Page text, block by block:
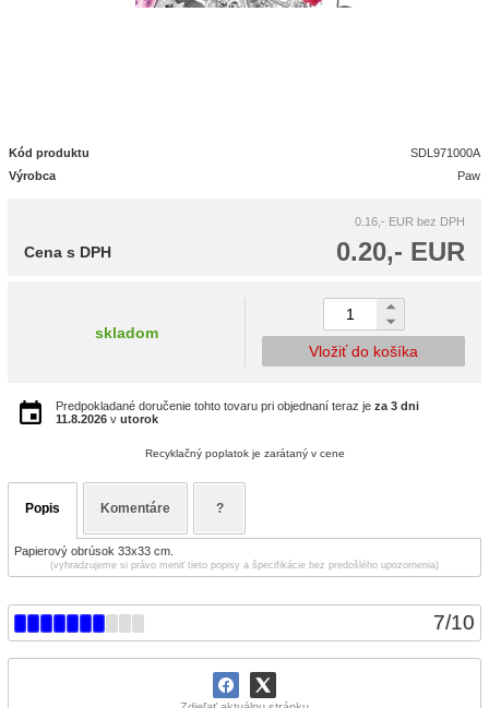
7/10
Kód produktu
SDL971000A
Výrobca
Paw
0.16,- EUR bez DPH
0.20,- EUR
Cena s DPH
skladom
Vložiť do košíka
Predpokladané doručenie tohto tovaru pri objednaní teraz je za 3 dni
11.8.2026 v utorok
Recyklačný poplatok je zarátaný v cene
Popis Komentáre ?
Papierový obrúsok 33x33 cm.
(vyhradzujeme si právo meniť tieto popisy a špecifikácie bez predošlého upozornenia)